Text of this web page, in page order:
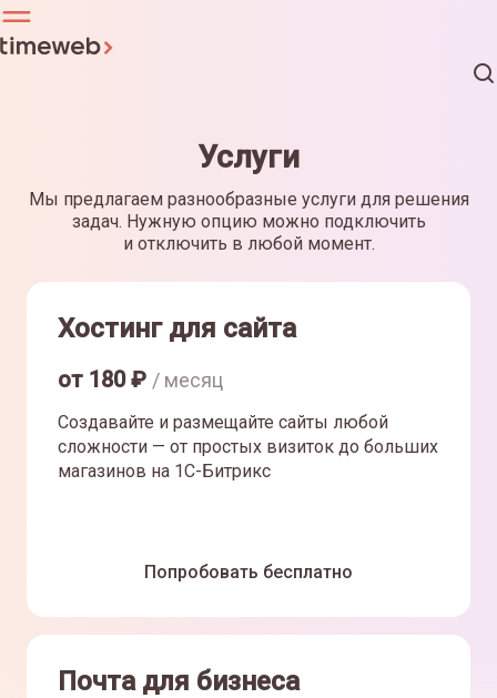
Услуги
Мы предлагаем разнообразные услуги для решения
задач. Нужную опцию можно подключить
и отключить в любой момент.
Хостинг для сайта
от 180₽ / месяц
Создавайте и размещайте сайты любой
сложности — от простых визиток до больших
магазинов на 1С-Битрикс
Попробовать бесплатно
Почта для бизнеса